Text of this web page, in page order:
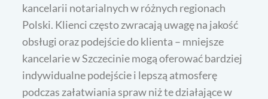
kancelarii notarialnych w różnych regionach
Polski. Klienci często zwracają uwagę na jakość
obsługi oraz podejście do klienta – mniejsze
kancelarie w Szczecinie mogą oferować bardziej
indywidualne podejście i lepszą atmosferę
podczas załatwiania spraw niż te działające w